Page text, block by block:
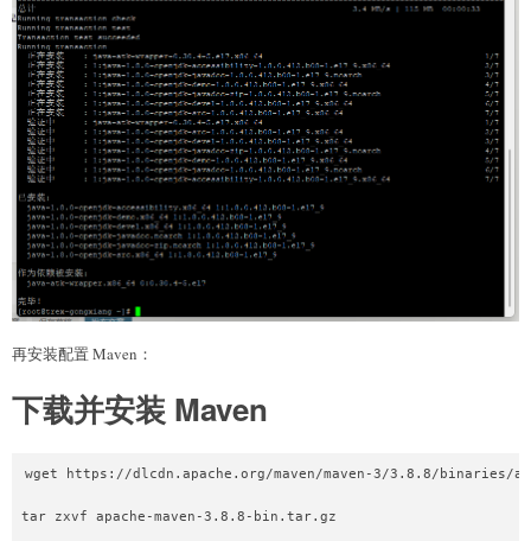
再安装配置 Maven：
下载并安装 Maven
wget https://dlcdn.apache.org/maven/maven-3/3.8.8/binaries/
tar zxvf apache-maven-3.8.8-bin.tar.gz